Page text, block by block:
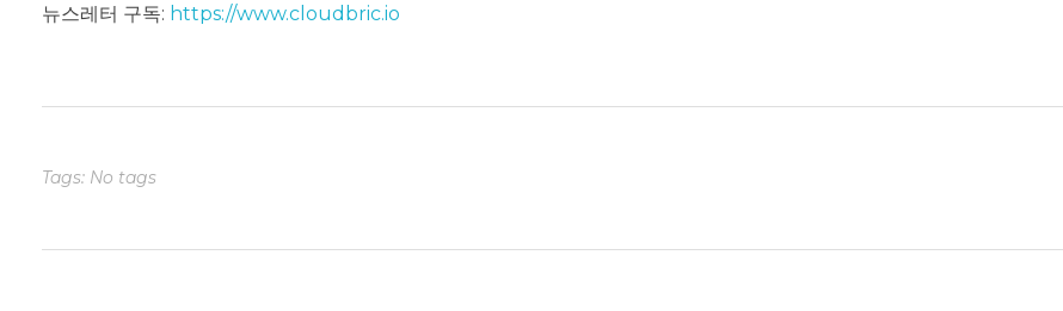
뉴스레터 구독: https://www.cloudbric.io
Tags: No tags